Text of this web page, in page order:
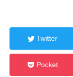
Twitter
Pocket